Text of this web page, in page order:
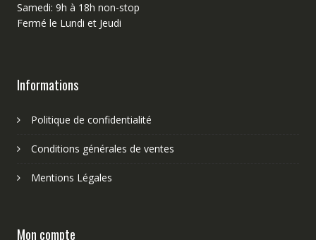
Samedi: 9h à 18h non-stop
Fermé le Lundi et Jeudi
Informations
Politique de confidentialité
Conditions générales de ventes
Mentions Légales
Mon compte